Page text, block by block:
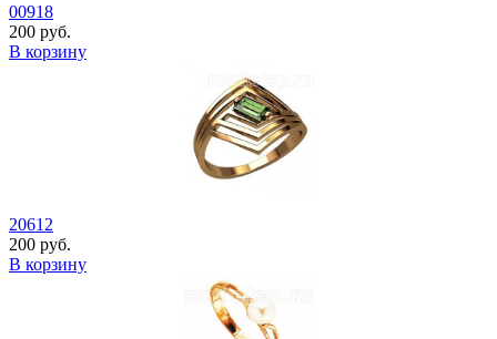
00918
200 руб.
В корзину
20612
200 руб.
В корзину